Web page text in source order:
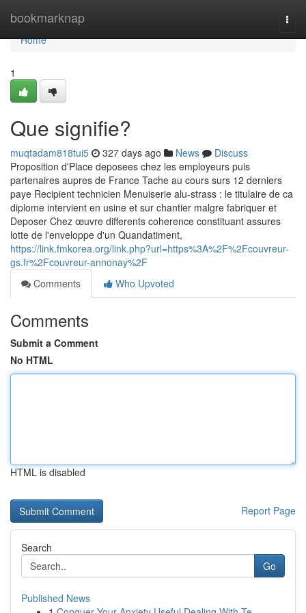
bookmarknap
Home
Home
1
Que signifie?
muqtadam818tui5 327 days ago News
Discuss
Proposition d'Place deposees chez les employeurs puis
partenaires aupres de France Tache au cours surs 12 derniers
paye Recipient technicien Menuiserie alu-strass : le titulaire de ca
diplome intervient en usine et sur chantier malgre fabriquer et
Deposer Chez œuvre differents coherence constituant assures
lotte de l'enveloppe d'un Quandatiment,
https://link.fmkorea.org/link.php?url=https%3A%2F%2Fcouvreur-
gs.fr%2Fcouvreur-annonay%2F
Comments
Who Upvoted
Comments
Submit a Comment
No HTML
HTML is disabled
Report Page
Search
Go
Published News